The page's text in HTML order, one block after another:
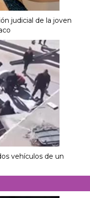
judicial de la joven
vehículos de un